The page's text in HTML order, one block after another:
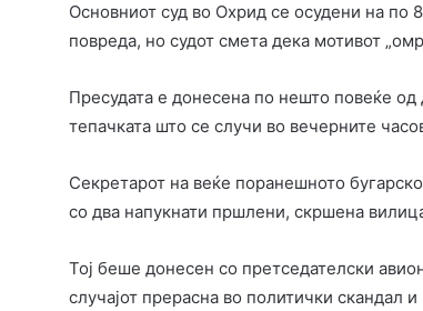
Основниот суд во Охрид се осудени на по
повреда, но судот смета дека мотивот
Пресудата е донесена по нешто повеќе
тепачката што се случи во вечерните
Секретарот на веќе поранешното
со два напукнати пршлени, скршена
Тој беше донесен со претседателски
случајот прерасна во политички скандал